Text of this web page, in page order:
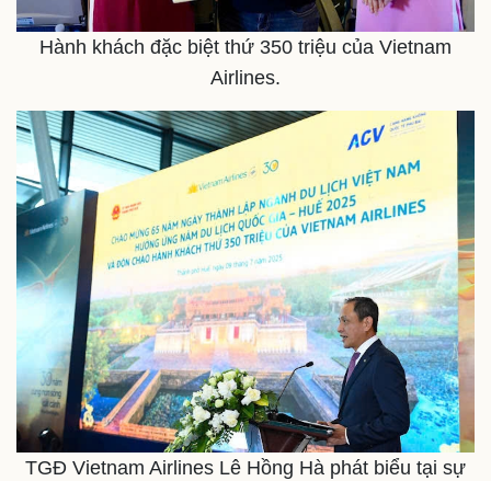
Doanh nghiệp
Thông tin doanh nghiệp
Doanh nghiệp 24h
Doanh nhân
Vì cộng đồng
Công nghệ
Sành điệu
Tin Công nghệ
Trải nghiệm
Chuyển đổi số
Hành khách đặc biệt thứ 350 triệu của Vietnam
Airlines.
TGĐ Vietnam Airlines Lê Hồng Hà phát biểu tại sự